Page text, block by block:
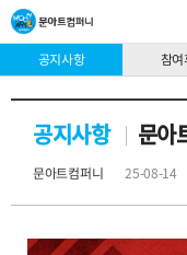
공지사항 참
공지사항 문아
문아트컴퍼니 25-08-14